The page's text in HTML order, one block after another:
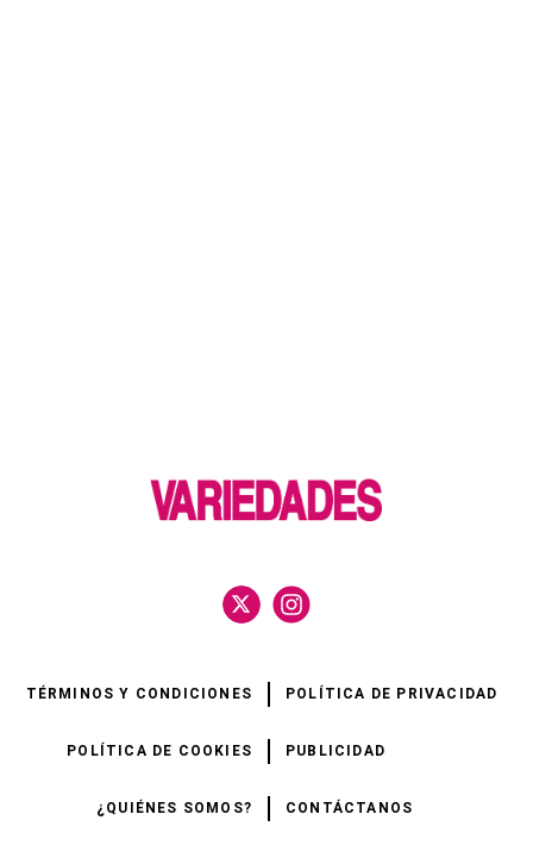
TÉRMINOS Y CONDICIONES POLÍTICA DE PRIVACIDAD
POLÍTICA DE COOKIES PUBLICIDAD
¿QUIÉNES SOMOS? CONTÁCTANOS